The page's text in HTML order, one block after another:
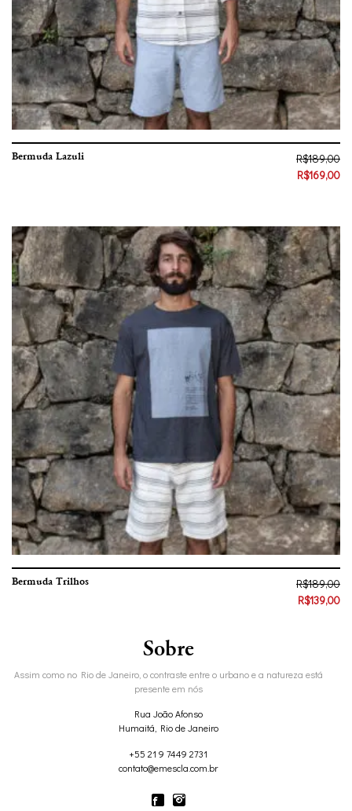
Sobre
Assim como no Rio de Janeiro, o contraste entre o urbano e a natureza está
presente em nós
Rua João Afonso
Humaitá, Rio de Janeiro
+55 21 9 7449 2731
contato@emescla.com.br
Bermuda Lazuli R$189,00
R$169,00
Bermuda Trilhos R$189,00
R$139,00